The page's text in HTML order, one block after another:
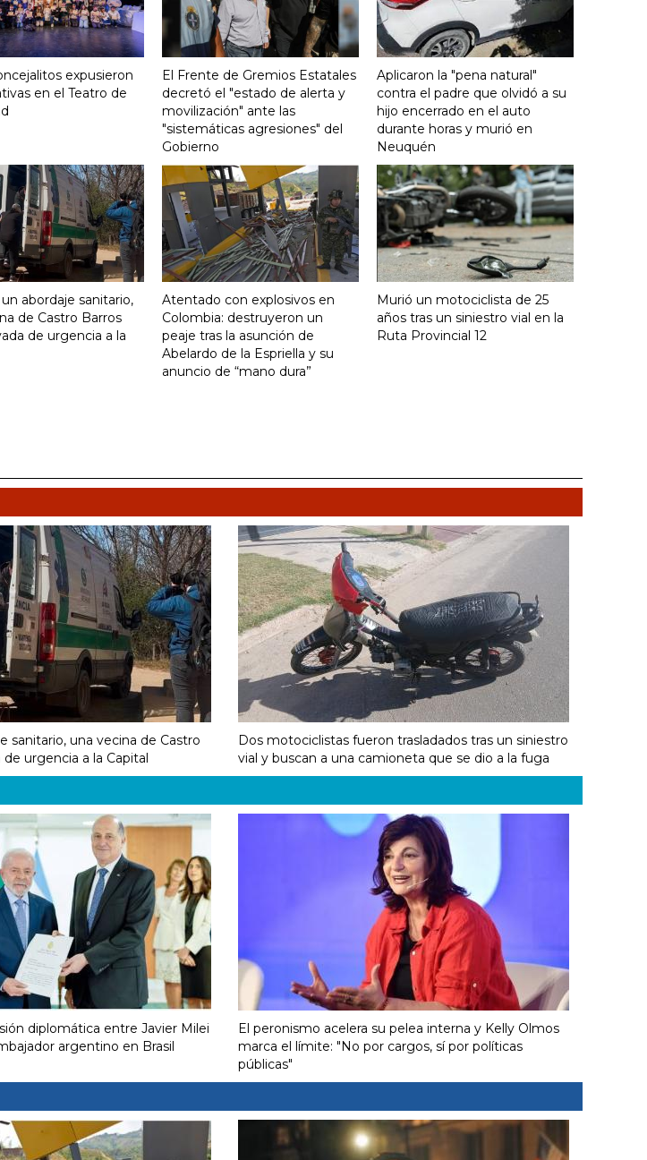
expusieron
en el Teatro de
El Frente de Gremios Estatales
decretó el "estado de alerta y
movilización" ante las
"sistemáticas agresiones" del
Gobierno
Aplicaron la "pena natural"
contra el padre que olvidó a su
hijo encerrado en el auto
durante horas y murió en
Neuquén
abordaje sanitario,
de Castro Barros
de urgencia a la
Atentado con explosivos en
Colombia: destruyeron un
peaje tras la asunción de
Abelardo de la Espriella y su
anuncio de “mano dura”
Murió un motociclista de 25
años tras un siniestro vial en la
Ruta Provincial 12
sanitario, una vecina de Castro
urgencia a la Capital
Dos motociclistas fueron trasladados tras un siniestro
vial y buscan a una camioneta que se dio a la fuga
diplomática entre Javier Milei
argentino en Brasil
El peronismo acelera su pelea interna y Kelly Olmos
marca el límite: "No por cargos, sí por políticas
públicas"